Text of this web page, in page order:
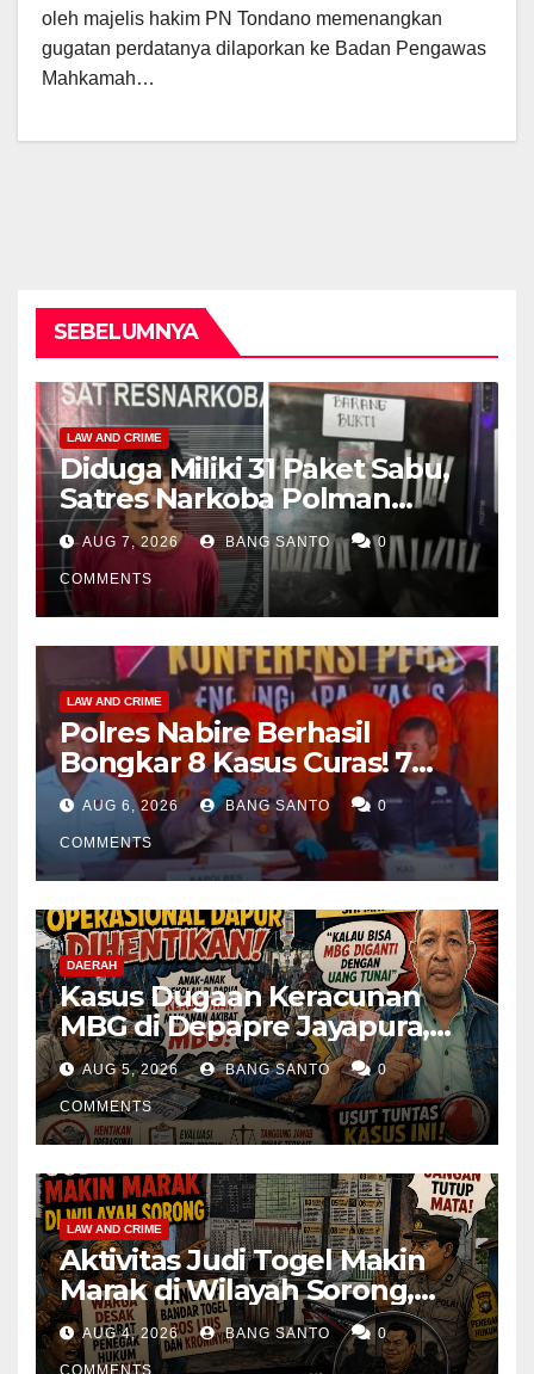
oleh majelis hakim PN Tondano memenangkan
gugatan perdatanya dilaporkan ke Badan Pengawas
Mahkamah…
SEBELUMNYA
LAW AND CRIME
Diduga Miliki 31 Paket Sabu,
Satres Narkoba Polman
Amankan Pria di Matali
AUG 7, 2026 BANG SANTO 0
COMMENTS
LAW AND CRIME
Polres Nabire Berhasil
Bongkar 8 Kasus Curas! 7
Pelaku Ditangkap, 62 Motor
Kembali Diamankan
AUG 6, 2026 BANG SANTO 0
COMMENTS
DAERAH
Kasus Dugaan Keracunan
MBG di Depapre Jayapura,
Aktivis Papua Minta
Operasional Dapur
Dihentikan & Evaluasi
Menyeluruh
AUG 5, 2026 BANG SANTO 0
COMMENTS
LAW AND CRIME
Aktivitas Judi Togel Makin
Marak di Wilayah Sorong,
Warga Desak Aparat Segera
Tangkap Bandar Luis dan
AUG 4, 2026 BANG SANTO 0
COMMENTS